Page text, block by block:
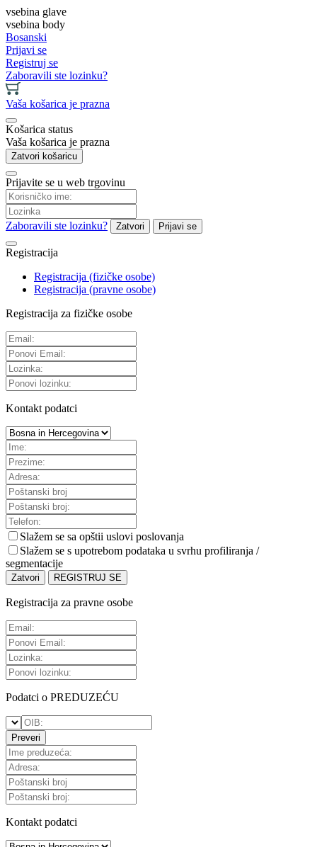
vsebina glave
vsebina body
Bosanski
Prijavi se
Registruj se
Zaboravili ste lozinku?
Vaša košarica je prazna
Košarica status
Vaša košarica je prazna
Zatvori košaricu
Prijavite se u web trgovinu
Zaboravili ste lozinku? Zatvori Prijavi se
Registracija
Registracija (fizičke osobe)
Registracija (pravne osobe)
Registracija za fizičke osobe
Kontakt podatci
Slažem se sa opštii uslovi poslovanja
Slažem se s upotrebom podataka u svrhu profiliranja /
segmentacije
Zatvori REGISTRUJ SE
Registracija za pravne osobe
Podatci o PREDUZEĆU
Preveri
Kontakt podatci